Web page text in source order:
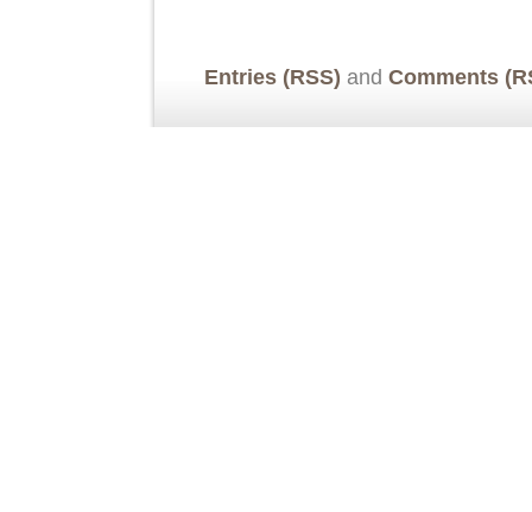
Entries (RSS) and Comments